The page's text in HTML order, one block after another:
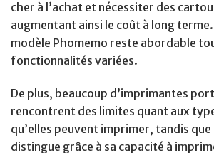
cher à l’achat et nécessiter des
augmentant ainsi le coût à long
modèle Phomemo reste abordable
fonctionnalités variées.
De plus, beaucoup d’imprimantes
rencontrent des limites quant aux
qu’elles peuvent imprimer, tandis que
distingue grâce à sa capacité à